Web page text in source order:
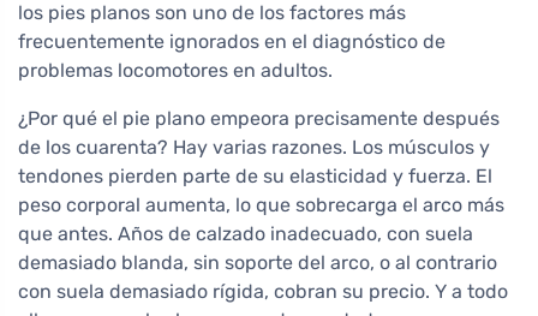
los pies planos son uno de los factores más
frecuentemente ignorados en el diagnóstico de
problemas locomotores en adultos.
¿Por qué el pie plano empeora precisamente después
de los cuarenta? Hay varias razones. Los músculos y
tendones pierden parte de su elasticidad y fuerza. El
peso corporal aumenta, lo que sobrecarga el arco más
que antes. Años de calzado inadecuado, con suela
demasiado blanda, sin soporte del arco, o al contrario
con suela demasiado rígida, cobran su precio. Y a todo